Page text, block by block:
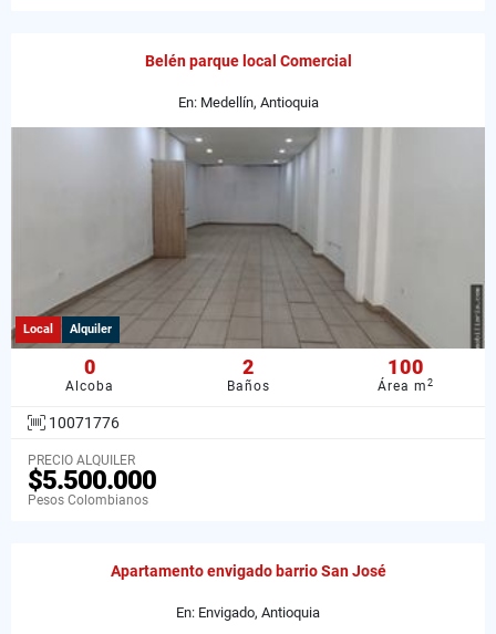
Belén parque local Comercial
En: Medellín, Antioquia
Local Alquiler
0
Alcoba
2
Baños
100
Área m2
10071776
PRECIO ALQUILER
$5.500.000
Pesos Colombianos
Apartamento envigado barrio San José
En: Envigado, Antioquia